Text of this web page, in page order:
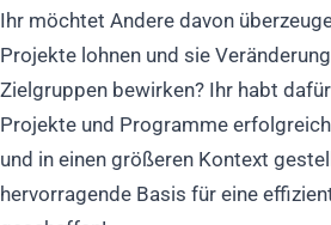
Ihr möchtet Andere davon
Projekte lohnen und sie
Zielgruppen bewirken? Ihr habt
Projekte und Programme
und in einen größeren Kontext
hervorragende Basis für eine